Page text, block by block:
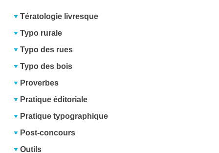
Tératologie livresque
Typo rurale
Typo des rues
Typo des bois
Proverbes
Pratique éditoriale
Pratique typographique
Post-concours
Outils